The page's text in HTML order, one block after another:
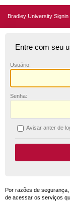
Bradley University
Entre com seu
Usuário:
Senha:
Avisar anter de
Por razões de
de acessar os serviços